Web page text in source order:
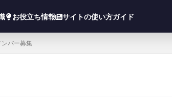
お役立ち情報 サイトの使い方ガイド
ンバー募集